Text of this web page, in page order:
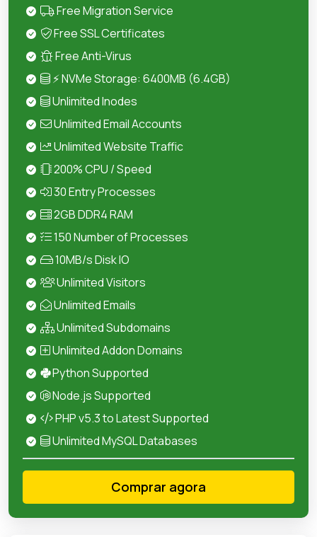
Free Migration Service
Free SSL Certificates
Free Anti-Virus
⚡ NVMe Storage: 6400MB (6.4GB)
Unlimited Inodes
Unlimited Email Accounts
Unlimited Website Traffic
200% CPU / Speed
30 Entry Processes
2GB DDR4 RAM
150 Number of Processes
10MB/s Disk IO
Unlimited Visitors
Unlimited Emails
Unlimited Subdomains
Unlimited Addon Domains
Python Supported
Node.js Supported
PHP v5.3 to Latest Supported
Unlimited MySQL Databases
Comprar agora